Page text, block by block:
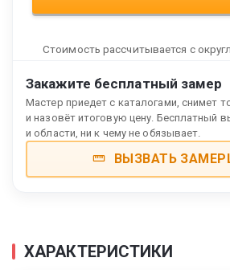
Стоимость рассчитывается с
Закажите бесплатный замер
Мастер приедет с каталогами, снимет
и назовёт итоговую цену. Бесплатный
и области, ни к чему не обязывает.
ВЫЗВАТЬ
ХАРАКТЕРИСТИКИ